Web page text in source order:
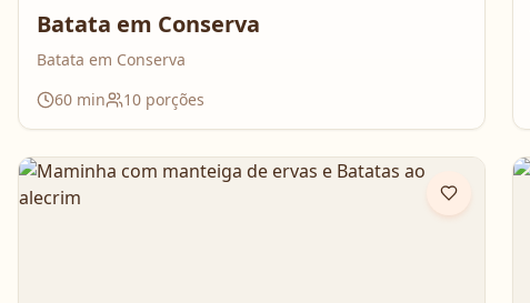
Batata em Conserva
Batata em Conserva
60 min 10 porções